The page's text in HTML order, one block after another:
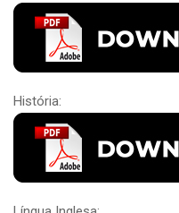
História: